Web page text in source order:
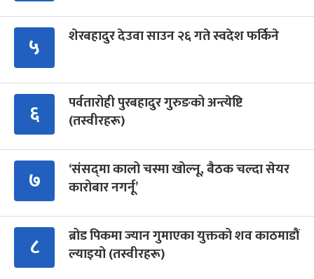
५ शेरबहादुर देउवा साउन २६ गते स्वदेश फर्किने
६
पर्वतारोही पुरबहादुर गुरुङको अन्त्येष्टि
(तस्वीरहरू)
७
‘संसद्‍मा कालो चस्मा खोल्नू, बैठक चल्दा सेयर
कारोबार नगर्नू’
८
ब्रोड पिकमा ज्यान गुमाएका युक्तको शव काठमाडौं
ल्याइयो (तस्वीरहरू)